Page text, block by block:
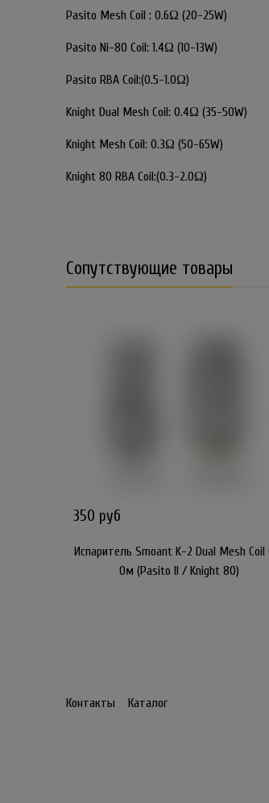
Pasito Mesh Coil : 0.6Ω (20-25W)
Pasito Ni-80 Coil: 1.4Ω (10-13W)
Pasito RBA Coil:(0.5-1.0Ω)
Knight Dual Mesh Coil: 0.4Ω (35-50W)
Knight Mesh Coil: 0.3Ω (50-65W)
Knight 80 RBA Coil:(0.3-2.0Ω)
Сопутствующие товары
350 руб
Испаритель Smoant K-2 Dual Mesh Coil
Ом (Pasito II / Knight 80)
Контакты Каталог